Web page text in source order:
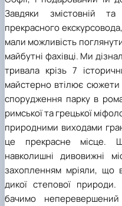
Завдяки змістовній
прекрасного екскурсовода,
мали можливість
майбутні фахівці. Ми
тривала крізь 7
майстерно втілює сюжети
спорудження парку в
римської та грецької
природними виходами
це прекрасне місце.
навколишні дивовижні
захопленням мріяли, що
дикої степової
бачимо